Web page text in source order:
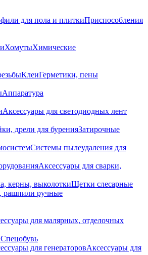
для пола и плиткиПриспособления
ХомутыХимические
КлеиГерметики, пены
Аппаратура
Аксессуары для светодиодных лент
дрели для буренияЗатирочные
Системы пылеудаления для
Аксессуары для сварки,
керны, выколоткиЩетки слесарные
рашпили ручные
для малярных, отделочных
Спецобувь
для генераторовАксессуары для